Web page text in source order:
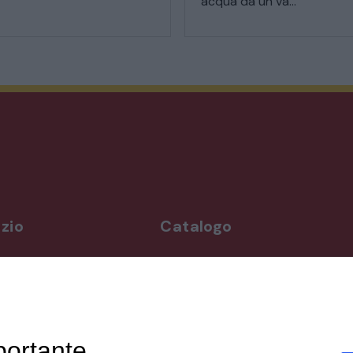
STRUMENTI MUSICALI
Catalogo